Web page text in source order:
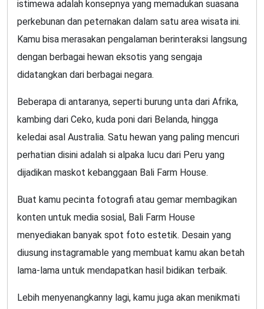
istimewa adalah konsepnya yang memadukan suasana
perkebunan dan peternakan dalam satu area wisata ini.
Kamu bisa merasakan pengalaman berinteraksi langsung
dengan berbagai hewan eksotis yang sengaja
didatangkan dari berbagai negara.
Beberapa di antaranya, seperti burung unta dari Afrika,
kambing dari Ceko, kuda poni dari Belanda, hingga
keledai asal Australia. Satu hewan yang paling mencuri
perhatian disini adalah si alpaka lucu dari Peru yang
dijadikan maskot kebanggaan Bali Farm House.
Buat kamu pecinta fotografi atau gemar membagikan
konten untuk media sosial, Bali Farm House
menyediakan banyak spot foto estetik. Desain yang
diusung instagramable yang membuat kamu akan betah
lama-lama untuk mendapatkan hasil bidikan terbaik.
Lebih menyenangkanny lagi, kamu juga akan menikmati